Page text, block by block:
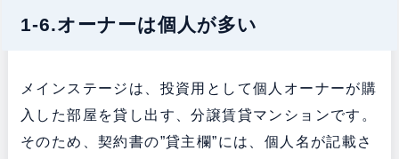
1-6.オーナーは個人が多い
メインステージは、投資用として個人オーナーが購
入した部屋を貸し出す、分譲賃貸マンションです。
そのため、契約書の”貸主欄”には、個人名が記載さ